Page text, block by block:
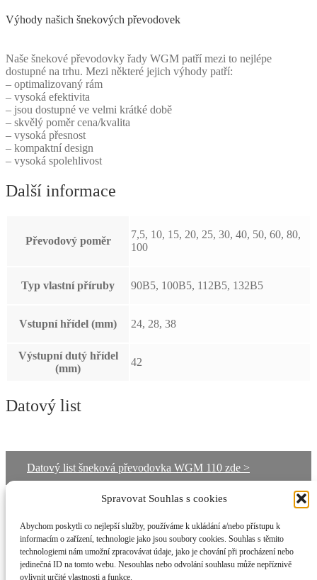
Spravovat Souhlas s cookies
Abychom poskytli co nejlepší služby, používáme k ukládání a/nebo přístupu k
informacím o zařízení, technologie jako jsou soubory cookies. Souhlas s těmito
technologiemi nám umožní zpracovávat údaje, jako je chování při procházení nebo
jedinečná ID na tomto webu. Nesouhlas nebo odvolání souhlasu může nepříznivě
ovlivnit určité vlastnosti a funkce.
Výhody našich šnekových převodovek
Naše šnekové převodovky řady WGM patří mezi to nejlépe
dostupné na trhu. Mezi některé jejich výhody patří:
– optimalizovaný rám
– vysoká efektivita
– jsou dostupné ve velmi krátké době
– skvělý poměr cena/kvalita
– vysoká přesnost
– kompaktní design
– vysoká spolehlivost
Další informace
Převodový poměr
7,5, 10, 15, 20, 25, 30, 40, 50, 60, 80,
100
Typ vlastní příruby 90B5, 100B5, 112B5, 132B5
Vstupní hřídel (mm) 24, 28, 38
Výstupní dutý hřídel
(mm)
42
Datový list
Datový list šneková převodovka WGM 110 zde >
Elektromotory-Praha.cz